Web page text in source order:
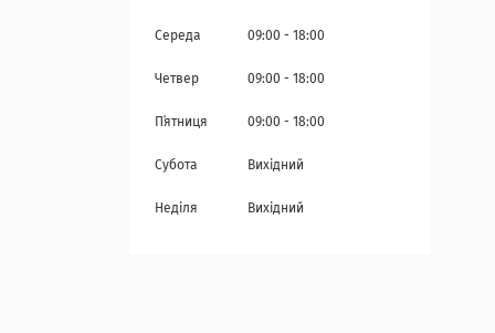
Середа 09:00 18:00
Четвер 09:00 18:00
Пʼятниця 09:00 18:00
Субота Вихідний
Неділя Вихідний